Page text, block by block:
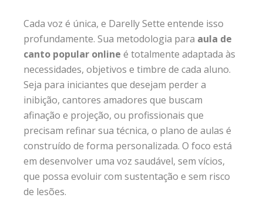
Cada voz é única, e Darelly Sette entende isso
profundamente. Sua metodologia para aula de
canto popular online é totalmente adaptada às
necessidades, objetivos e timbre de cada aluno.
Seja para iniciantes que desejam perder a
inibição, cantores amadores que buscam
afinação e projeção, ou profissionais que
precisam refinar sua técnica, o plano de aulas é
construído de forma personalizada. O foco está
em desenvolver uma voz saudável, sem vícios,
que possa evoluir com sustentação e sem risco
de lesões.